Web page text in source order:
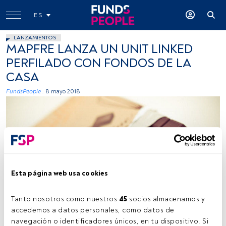
Esta página web usa cookies
Tanto nosotros como nuestros 45 socios almacenamos y
accedemos a datos personales, como datos de
navegación o identificadores únicos, en tu dispositivo. Si
ES
LANZAMIENTOS
MAPFRE LANZA UN UNIT LINKED
PERFILADO CON FONDOS DE LA
CASA
FundsPeople . 8 mayo 2018
Tiempo lectura: 1 min.